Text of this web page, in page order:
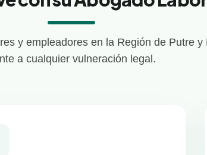
y empleadores en la Región de Putre y
a cualquier vulneración legal.